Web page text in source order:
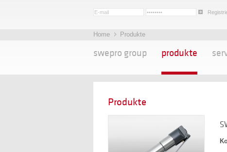
Home Produkte
swepro group produkte
Produkte